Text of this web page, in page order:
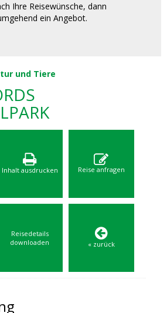
Ihre Reisewünsche, dann
ein Angebot.
und Tiere
Inhalt ausdrucken Reise anfragen
Reisedetails
downloaden
« zurück